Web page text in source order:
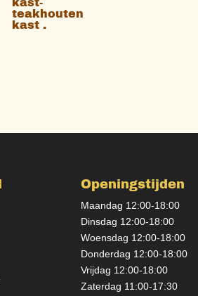
kast-
teakhouten
kast .
Openingstijden
Maandag 12:00-18:00
Dinsdag 12:00-18:00
Woensdag 12:00-18:00
Donderdag 12:00-18:00
Vrijdag 12:00-18:00
Zaterdag 11:00-17:30